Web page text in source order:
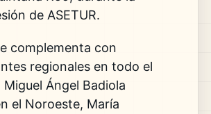
de ASETUR.
complementa con
regionales en todo el
Ángel Badiola
el Noroeste, María